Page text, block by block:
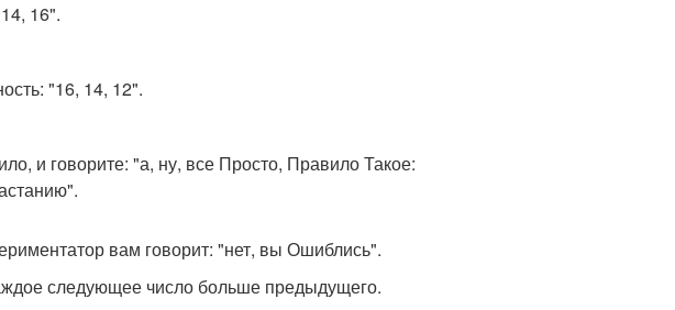
16".
"16, 14, 12".
и говорите: "а, ну, все Просто, Правило Такое:
вам говорит: "нет, вы Ошиблись".
следующее число больше предыдущего.